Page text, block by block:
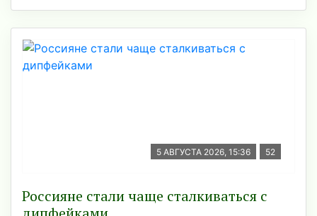
5 АВГУСТА 2026, 15:36 52
Россияне стали чаще сталкиваться с